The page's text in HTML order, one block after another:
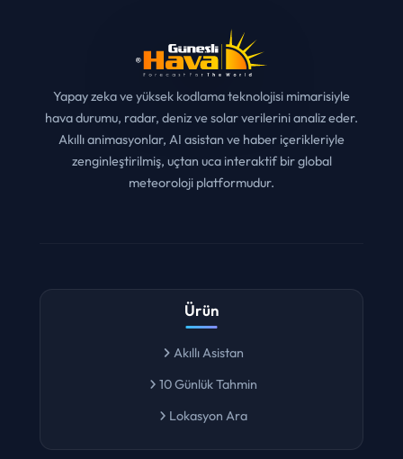
Yapay zeka ve yüksek kodlama teknolojisi mimarisiyle
hava durumu, radar, deniz ve solar verilerini analiz eder.
Akıllı animasyonlar, AI asistan ve haber içerikleriyle
zenginleştirilmiş, uçtan uca interaktif bir global
meteoroloji platformudur.
Ürün
Akıllı Asistan
10 Günlük Tahmin
Lokasyon Ara